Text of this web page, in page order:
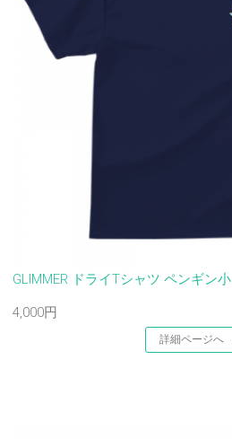
GLIMMER ドライTシャツ ペンギン小
4,000円
詳細ページへ